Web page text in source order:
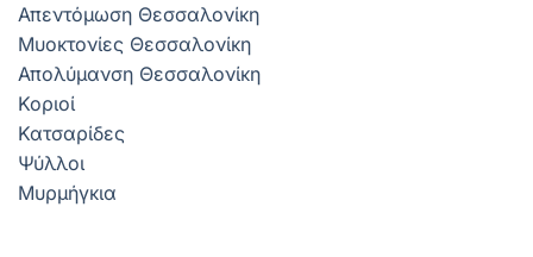
Απεντόμωση Θεσσαλονίκη
Μυοκτονίες Θεσσαλονίκη
Απολύμανση Θεσσαλονίκη
Κοριοί
Κατσαρίδες
Ψύλλοι
Μυρμήγκια